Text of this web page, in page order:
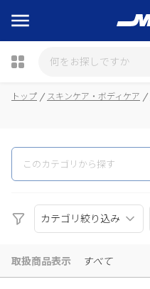
瓶詰
トップ スキンケア・ボディケア
カテゴリ絞り込み
取扱商品表示 すべて